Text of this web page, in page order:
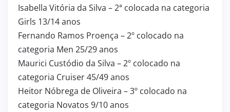
Isabella Vitória da Silva – 2ª colocada na categoria
Girls 13/14 anos
Fernando Ramos Proença – 2º colocado na
categoria Men 25/29 anos
Maurici Custódio da Silva – 2º colocado na
categoria Cruiser 45/49 anos
Heitor Nóbrega de Oliveira – 3º colocado na
categoria Novatos 9/10 anos